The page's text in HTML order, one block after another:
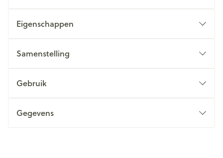
Eigenschappen
Samenstelling
Gebruik
Gegevens